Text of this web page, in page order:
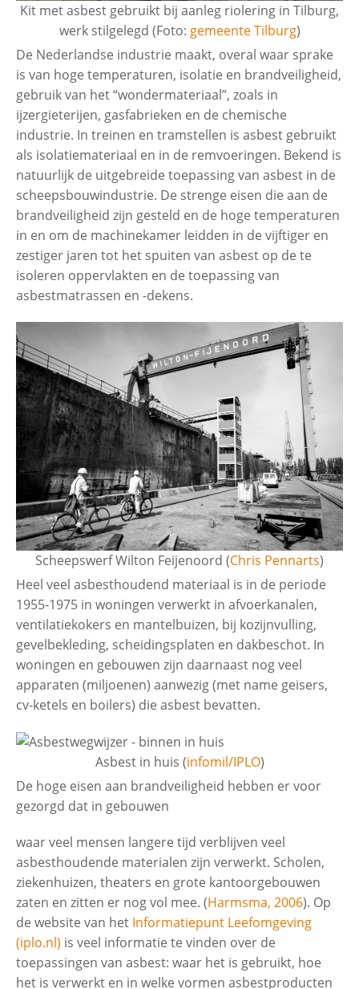
Kit met asbest gebruikt bij aanleg riolering in Tilburg,
werk stilgelegd (Foto: gemeente Tilburg)
De Nederlandse industrie maakt, overal waar sprake
is van hoge temperaturen, isolatie en brandveiligheid,
gebruik van het “wondermateriaal”, zoals in
ijzergieterijen, gasfabrieken en de chemische
industrie. In treinen en tramstellen is asbest gebruikt
als isolatiemateriaal en in de remvoeringen. Bekend is
natuurlijk de uitgebreide toepassing van asbest in de
scheepsbouwindustrie. De strenge eisen die aan de
brandveiligheid zijn gesteld en de hoge temperaturen
in en om de machinekamer leidden in de vijftiger en
zestiger jaren tot het spuiten van asbest op de te
isoleren oppervlakten en de toepassing van
asbestmatrassen en -dekens.
Scheepswerf Wilton Feijenoord (Chris Pennarts)
Heel veel asbesthoudend materiaal is in de periode
1955-1975 in woningen verwerkt in afvoerkanalen,
ventilatiekokers en mantelbuizen, bij kozijnvulling,
gevelbekleding, scheidingsplaten en dakbeschot. In
woningen en gebouwen zijn daarnaast nog veel
apparaten (miljoenen) aanwezig (met name geisers,
cv-ketels en boilers) die asbest bevatten.
Asbest in huis (infomil/IPLO)
De hoge eisen aan brandveiligheid hebben er voor
gezorgd dat in gebouwen
waar veel mensen langere tijd verblijven veel
asbesthoudende materialen zijn verwerkt. Scholen,
ziekenhuizen, theaters en grote kantoorgebouwen
zaten en zitten er nog vol mee. (Harmsma, 2006). Op
de website van het Informatiepunt Leefomgeving
(iplo.nl) is veel informatie te vinden over de
toepassingen van asbest: waar het is gebruikt, hoe
het is verwerkt en in welke vormen asbestproducten